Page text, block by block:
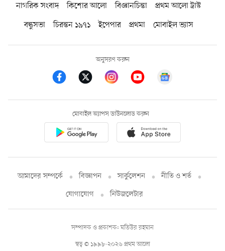
নাগরিক সংবাদ কিশোর আলো বিজ্ঞানচিন্তা
প্রথম আলো ট্রাস্ট
বন্ধুসভা
চিরন্তন ১৯৭১ ইপেপার প্রথমা মোবাইল ভ্যাস
অনুসরণ করুন
মোবাইল অ্যাপস ডাউনলোড করুন
আমাদের সম্পর্কে বিজ্ঞাপন সার্কুলেশন
নীতি ও শর্ত
যোগাযোগ
নিউজলেটার
স্বত্ব © ১৯৯৮-২০২৬ প্রথম আলো
সম্পাদক ও প্রকাশক: মতিউর রহমান